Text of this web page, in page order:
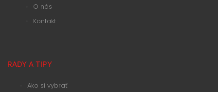
O nás
Kontakt
RADY A TIPY
Ako si vybrať